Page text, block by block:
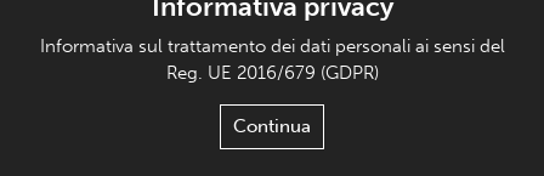
Informativa sul trattamento dei dati personali ai sensi del
Reg. UE 2016/679 (GDPR)
Continua